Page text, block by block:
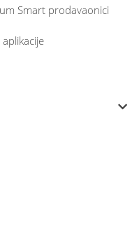
Smart prodavaonici